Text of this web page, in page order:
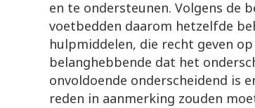
en te ondersteunen. Volgens de
voetbedden daarom hetzelfde
hulpmiddelen, die recht geven
belanghebbende dat het
onvoldoende onderscheidend is
reden in aanmerking zouden